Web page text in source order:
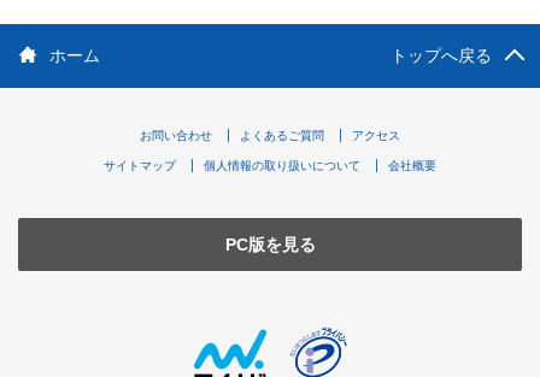
ホーム トップへ戻る
お問い合わせ よくあるご質問 アクセス
サイトマップ 個人情報の取り扱いについて 会社概要
PC版を見る